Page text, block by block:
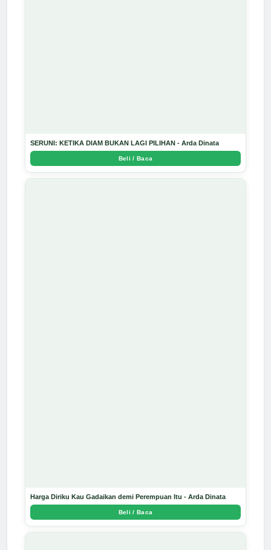
SERUNI: KETIKA DIAM BUKAN LAGI PILIHAN - Arda Dinata
Beli / Baca
Harga Diriku Kau Gadaikan demi Perempuan Itu - Arda Dinata
Beli / Baca